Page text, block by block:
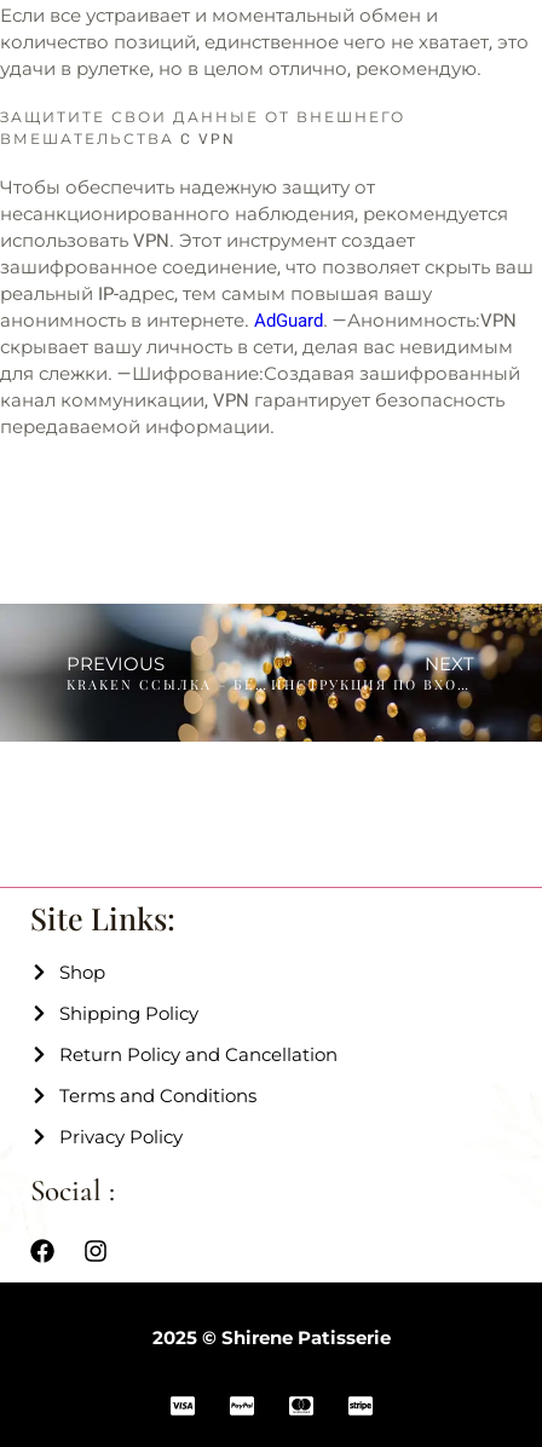
Если все устраивает и моментальный обмен и
количество позиций, единственное чего не хватает, это
удачи в рулетке, но в целом отлично, рекомендую.
ЗАЩИТИТЕ СВОИ ДАННЫЕ ОТ ВНЕШНЕГО
ВМЕШАТЕЛЬСТВА C VPN
Чтобы обеспечить надежную защиту от
несанкционированного наблюдения, рекомендуется
использовать VPN. Этот инструмент создает
зашифрованное соединение, что позволяет скрыть ваш
реальный IP-адрес, тем самым повышая вашу
анонимность в интернете. AdGuard. —Анонимность:VPN
скрывает вашу личность в сети, делая вас невидимым
для слежки. —Шифрование:Создавая зашифрованный
канал коммуникации, VPN гарантирует безопасность
передаваемой информации.
PREVIOUS
KRAKEN ССЫЛКА – БЕЗОПАСНЫЙ ДОСТУП К KRAKEN DARKNET MARKET
NEXT
ИНСТРУКЦИЯ ПО ВХОДУ И РЕГИСТРАЦИИ НА САЙТЕ KRAKEN DARKNET
Site Links:
Shop
Shipping Policy
Return Policy and Cancellation
Terms and Conditions
Privacy Policy
Social :
2025 © Shirene Patisserie